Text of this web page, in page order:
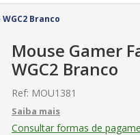
Branco
Mouse Gamer
WGC2 Branco
Ref: MOU1381
Consultar formas de